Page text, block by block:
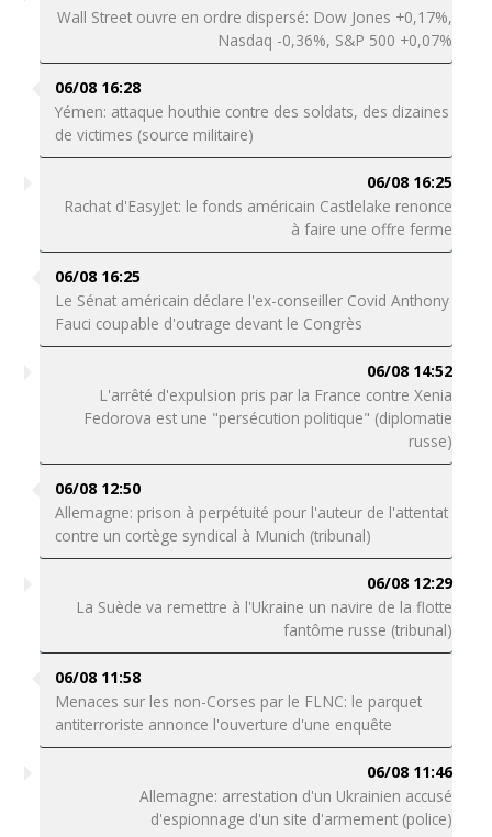
Wall Street ouvre en ordre dispersé: Dow Jones +0,17%,
Nasdaq -0,36%, S&P 500 +0,07%
06/08 16:28
Yémen: attaque houthie contre des soldats, des dizaines
de victimes (source militaire)
06/08 16:25
Rachat d'EasyJet: le fonds américain Castlelake renonce
à faire une offre ferme
06/08 16:25
Le Sénat américain déclare l'ex-conseiller Covid Anthony
Fauci coupable d'outrage devant le Congrès
06/08 14:52
L'arrêté d'expulsion pris par la France contre Xenia
Fedorova est une "persécution politique" (diplomatie
russe)
06/08 12:50
Allemagne: prison à perpétuité pour l'auteur de l'attentat
contre un cortège syndical à Munich (tribunal)
06/08 12:29
La Suède va remettre à l'Ukraine un navire de la flotte
fantôme russe (tribunal)
06/08 11:58
Menaces sur les non-Corses par le FLNC: le parquet
antiterroriste annonce l'ouverture d'une enquête
06/08 11:46
Allemagne: arrestation d'un Ukrainien accusé
d'espionnage d'un site d'armement (police)